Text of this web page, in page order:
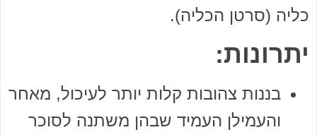
כליה (סרטן הכליה).
יתרונות:
בננות צהובות קלות יותר לעיכול, מאחר
והעמילן העמיד שבהן משתנה לסוכר